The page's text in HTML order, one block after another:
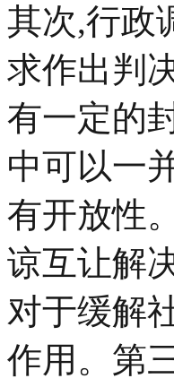
其次,行政
求作出判
有一定的
中可以一
有开放性
谅互让解
对于缓解
作用。第